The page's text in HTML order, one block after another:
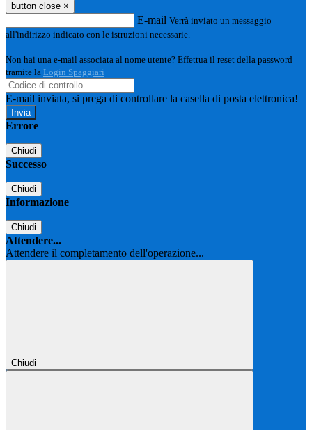
button close ×
E-mail Verrà inviato un messaggio
all'indirizzo indicato con le istruzioni necessarie.
Non hai una e-mail associata al nome utente? Effettua il reset della password
tramite la Login Spaggiari
E-mail inviata, si prega di controllare la casella di posta elettronica!
Errore
Chiudi
Successo
Chiudi
Informazione
Chiudi
Attendere...
Attendere il completamento dell'operazione...
Chiudi